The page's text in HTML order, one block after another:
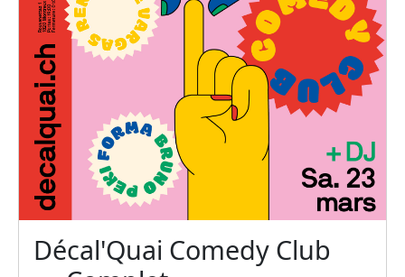
Décal'Quai Comedy Club